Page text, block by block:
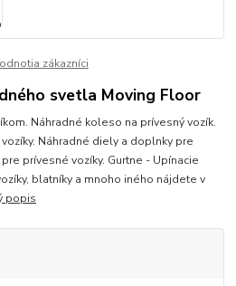
zákazníci
svetla Moving Floor
Náhradné koleso na prívesný vozík.
Náhradné diely a doplnky pre
prívesné vozíky. Gurtne - Upínacie
blatníky a mnoho iného nájdete v
popis